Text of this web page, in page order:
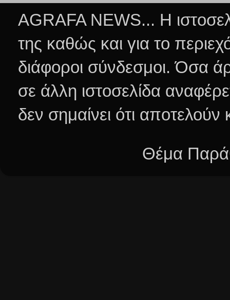
AGRAFA NEWS... Η
της καθώς και για το
διάφοροι σύνδεσμοι.Όσα
σε άλλη ιστοσελίδα
δεν σημαίνει ότι
Θέμα